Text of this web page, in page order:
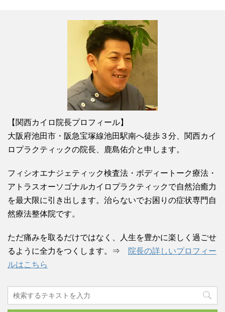
【関西カイロ院長プロフィール】
大阪府池田市・阪急宝塚線池田駅南へ徒歩３分、関西カイ
ロプラクティックの院長、鹿島佑介と申します。
フィシオエナジェティック検査法・ボディートーク療法・
アトラスオーソゴナルカイロプラクティックで自然治癒力
を最大限に引き出します。治らないでお困りの症状専門自
然療法整体院です。
ただ痛みを取るだけではなく、人生を豊かに楽しく過ごせ
るように全力をつくします。⇒
院長の詳しいプロフィー
ルはこちら